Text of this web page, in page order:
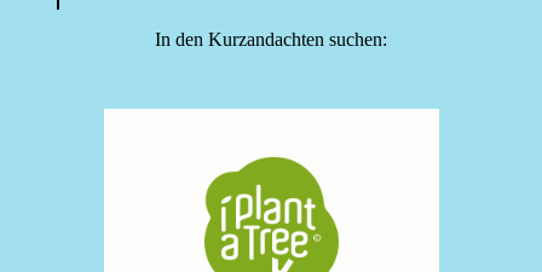
In den Kurzandachten suchen: